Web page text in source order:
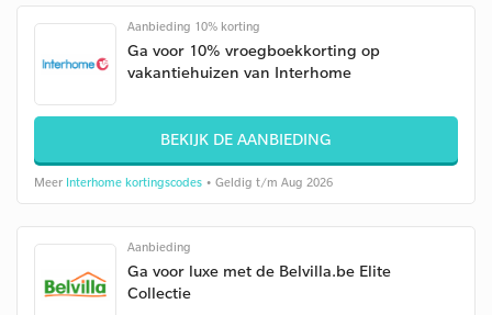
Aanbieding 10% korting
Ga voor 10% vroegboekkorting op
vakantiehuizen van Interhome
BEKIJK DE AANBIEDING
Meer Interhome kortingscodes • Geldig t/m Aug 2026
Aanbieding
Ga voor luxe met de Belvilla.be Elite
Collectie